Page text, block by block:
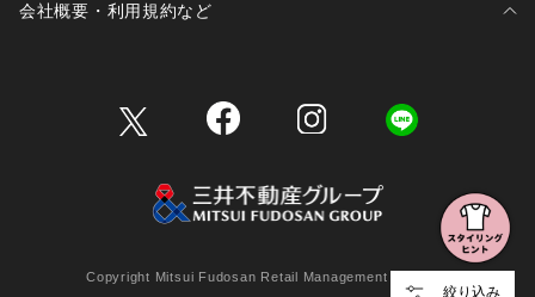
絞り込み
会社概要・利用規約など
Copyright Mitsui Fudosan Retail Management Co., Ltd.